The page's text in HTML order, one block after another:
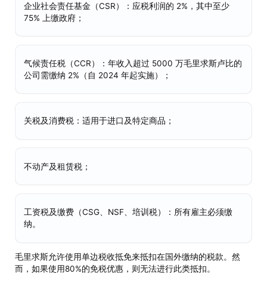
企业社会责任基金（CSR）：应税利润的 2%，其中至少
75% 上缴政府；
气候责任税（CCR）：年收入超过 5000 万毛里求斯卢比的
公司需缴纳 2%（自 2024 年起实施）；
关税及消费税：适用于进口及特定商品；
不动产及租赁税；
工资税及缴费（CSG、NSF、培训税）：所有雇主必须缴
纳。
毛里求斯允许使用单边税收抵免来抵扣在国外缴纳的税款。然
而，如果使用80%的免税优惠，则无法进行此类抵扣。